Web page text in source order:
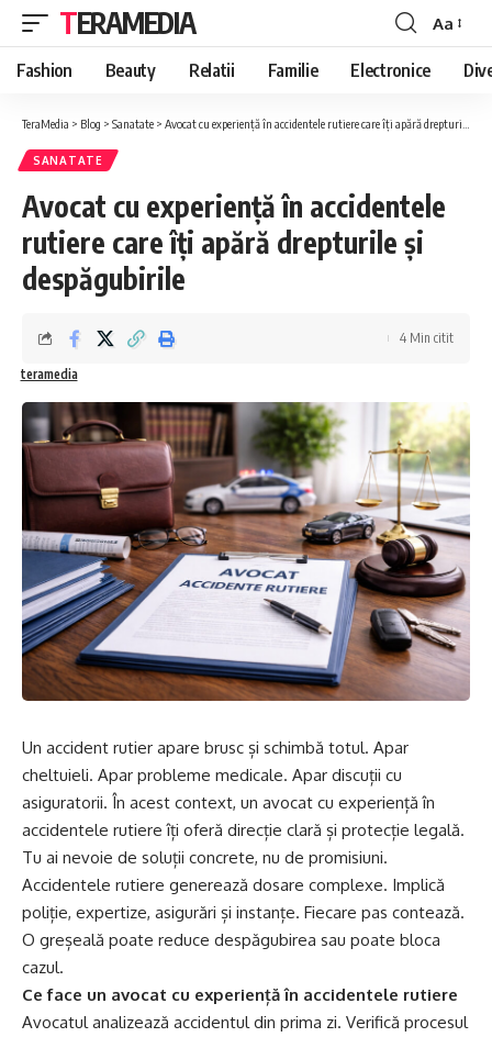
TERAMEDIA
Font
Resizer
Aa
Fashion Beauty Relatii Familie Electronice
TeraMedia > Blog > Sanatate > Avocat cu experiență în accidentele rutiere care îți apără drepturile și despăgubirile
SANATATE
Avocat cu experiență în accidentele
rutiere care îți apără drepturile și
despăgubirile
teramedia
4 Min citit
Un accident rutier apare brusc și schimbă totul. Apar
cheltuieli. Apar probleme medicale. Apar discuții cu
asiguratorii. În acest context, un avocat cu experiență în
accidentele rutiere îți oferă direcție clară și protecție legală.
Tu ai nevoie de soluții concrete, nu de promisiuni.
Accidentele rutiere generează dosare complexe. Implică
poliție, expertize, asigurări și instanțe. Fiecare pas contează.
O greșeală poate reduce despăgubirea sau poate bloca
cazul.
Ce face un avocat cu experiență în accidentele rutiere
Avocatul analizează accidentul din prima zi. Verifică procesul